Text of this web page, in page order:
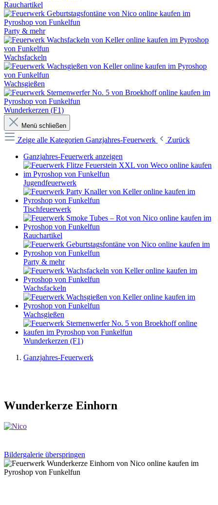
Rauchartikel
Party & mehr
Wachsfackeln
Wachsgießen
Wunderkerzen (F1)
Menü schließen
Zeige alle Kategorien Ganzjahres-Feuerwerk
Zurück
Ganzjahres-Feuerwerk anzeigen
Jugendfeuerwerk
Tischfeuerwerk
Rauchartikel
Party & mehr
Wachsfackeln
Wachsgießen
Wunderkerzen (F1)
Ganzjahres-Feuerwerk
Wunderkerze Einhorn
Bildergalerie überspringen